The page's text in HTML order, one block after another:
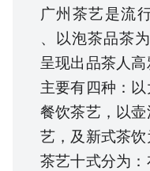
广州茶艺是流
、以泡茶品茶
呈现出品茶人
主要有四种：
餐饮茶艺，以
艺，及新式茶
茶艺十式分为